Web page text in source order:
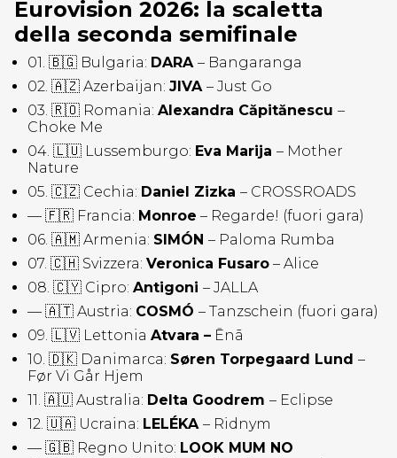
Eurovision 2026: la scaletta
della seconda semifinale
01. 🇧🇬 Bulgaria: DARA – Bangaranga
02. 🇦🇿 Azerbaijan: JIVA – Just Go
03. 🇷🇴 Romania: Alexandra Căpitănescu –
Choke Me
04. 🇱🇺 Lussemburgo: Eva Marija – Mother
Nature
05. 🇨🇿 Cechia: Daniel Zizka – CROSSROADS
— 🇫🇷 Francia: Monroe – Regarde! (fuori gara)
06. 🇦🇲 Armenia: SIMÓN – Paloma Rumba
07. 🇨🇭 Svizzera: Veronica Fusaro – Alice
08. 🇨🇾 Cipro: Antigoni – JALLA
— 🇦🇹 Austria: COSMÓ – Tanzschein (fuori gara)
09. 🇱🇻 Lettonia Atvara – Ēnā
10. 🇩🇰 Danimarca: Søren Torpegaard Lund –
Før Vi Går Hjem
11. 🇦🇺 Australia: Delta Goodrem – Eclipse
12. 🇺🇦 Ucraina: LELÉKA – Ridnym
— 🇬🇧 Regno Unito: LOOK MUM NO